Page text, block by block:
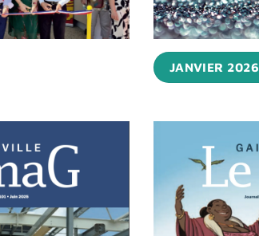
JANVIER 2026